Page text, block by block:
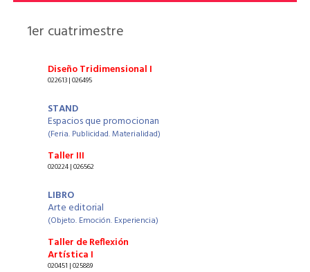
1er cuatrimestre
Diseño Tridimensional I
022613 | 026495
STAND
Espacios que promocionan
(Feria. Publicidad. Materialidad)
Taller III
020224 | 026562
LIBRO
Arte editorial
(Objeto. Emoción. Experiencia)
Taller de Reflexión
Artística I
020451 | 025889